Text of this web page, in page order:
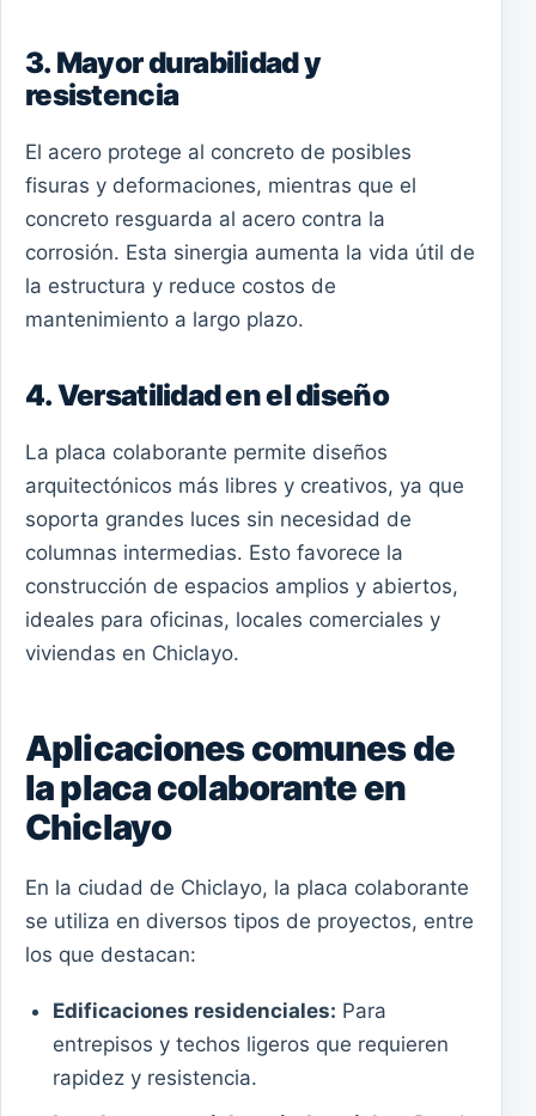
3. Mayor durabilidad y
resistencia
El acero protege al concreto de posibles
fisuras y deformaciones, mientras que el
concreto resguarda al acero contra la
corrosión. Esta sinergia aumenta la vida útil de
la estructura y reduce costos de
mantenimiento a largo plazo.
4. Versatilidad en el diseño
La placa colaborante permite diseños
arquitectónicos más libres y creativos, ya que
soporta grandes luces sin necesidad de
columnas intermedias. Esto favorece la
construcción de espacios amplios y abiertos,
ideales para oficinas, locales comerciales y
viviendas en Chiclayo.
Aplicaciones comunes de
la placa colaborante en
Chiclayo
En la ciudad de Chiclayo, la placa colaborante
se utiliza en diversos tipos de proyectos, entre
los que destacan:
Edificaciones residenciales: Para
entrepisos y techos ligeros que requieren
rapidez y resistencia.